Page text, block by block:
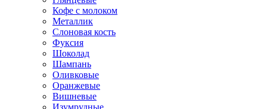
Кофе с молоком
Металлик
Слоновая кость
Фуксия
Шоколад
Шампань
Оливковые
Оранжевые
Вишневые
Изумрудные